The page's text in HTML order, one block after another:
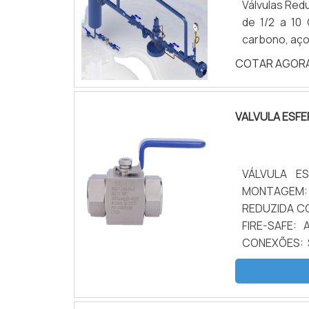
válvula
Bancada
processo
fabricantes,
com
peças
restauração
sistemas.
uma
excelência.
Válvulas
de 1/2 a 10
carbono,
COTAR
VALVULA
VÁLVULA
REDUZIDA
FIRE-SAFE:
MATERIAIS:
& SUPER
ESPECIAIS